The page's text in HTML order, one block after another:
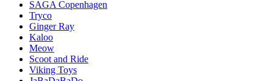
SAGA Copenhagen
Tryco
Ginger Ray
Kaloo
Meow
Scoot and Ride
Viking Toys